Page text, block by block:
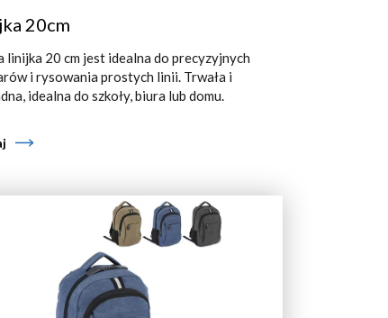
20cm
linijka 20 cm jest idealna do precyzyjnych
i rysowania prostych linii. Trwała i
idealna do szkoły, biura lub domu.